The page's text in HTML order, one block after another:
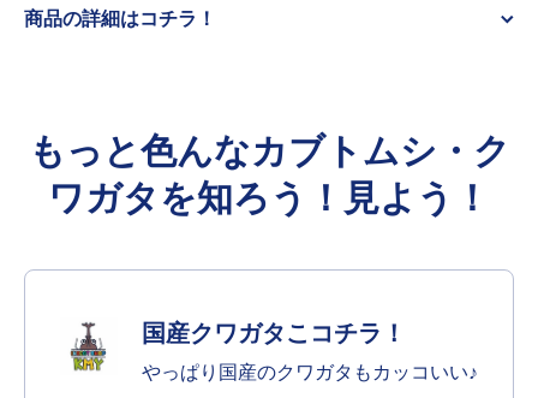
商品の詳細はコチラ！
もっと色んなカブトムシ・ク
ワガタを知ろう！見よう！
国産クワガタこコチラ！
やっぱり国産のクワガタもカッコいい♪